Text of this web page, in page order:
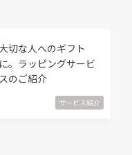
切な人へのギフト
に。ラッピングサービ
スのご紹介
サービス紹介